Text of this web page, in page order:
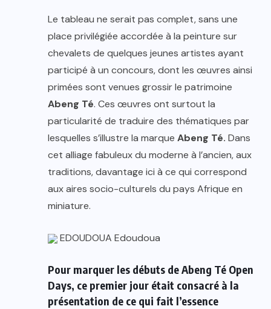
Le tableau ne serait pas complet, sans une
place privilégiée accordée à la peinture sur
chevalets de quelques jeunes artistes ayant
participé à un concours, dont les œuvres ainsi
primées sont venues grossir le patrimoine
Abeng Té. Ces œuvres ont surtout la
particularité de traduire des thématiques par
lesquelles s’illustre la marque Abeng Té. Dans
cet alliage fabuleux du moderne à l’ancien, aux
traditions, davantage ici à ce qui correspond
aux aires socio-culturels du pays Afrique en
miniature.
EDOUDOUA Edoudoua
Pour marquer les débuts de Abeng Té Open
Days, ce premier jour était consacré à la
présentation de ce qui fait l’essence